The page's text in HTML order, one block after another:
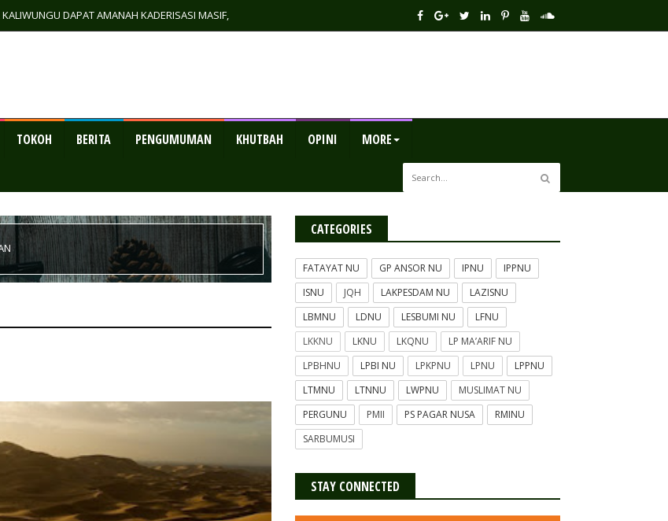
DAPAT AMANAH KADERISASI MASIF,
TOKOH BERITA PENGUMUMAN KHUTBAH OPINI MORE
CATEGORIES
FATAYAT NU GP ANSOR NU IPNU
IPPNU
ISNU
JQH LAKPESDAM NU
LAZISNU
LBMNU
LDNU LESBUMI NU
LFNU
LKKNU
LKNU LKQNU
LP MA’ARIF NU
LPBHNU
LPBI NU LPKPNU LPNU
LPPNU
LTMNU
LTNNU LWPNU
MUSLIMAT NU
PERGUNU
PMII PS PAGAR NUSA
RMINU
SARBUMUSI
STAY CONNECTED